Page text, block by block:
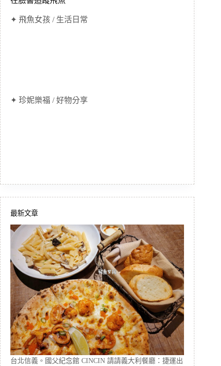
✦ 飛魚女孩 / 生活日常
✦ 珍妮樂福 / 好物分享
最新文章
台北信義。國父紀念館 CINCIN 請請義大利餐廳：捷運出